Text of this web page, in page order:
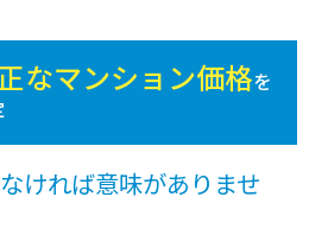
なマンション価格を
ければ意味がありませ